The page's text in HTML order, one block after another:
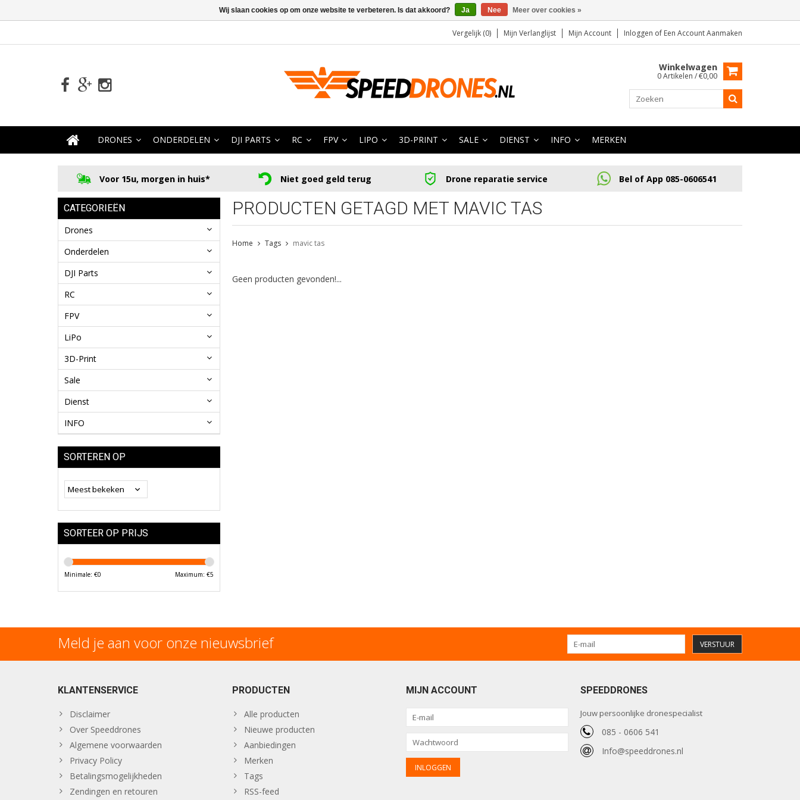
Vergelijk (0) Mijn Verlanglijst Mijn Account Inloggen of Een Account Aanmaken
Winkelwagen
0 Artikelen / €0,00
DRONES ONDERDELEN DJI PARTS RC FPV LIPO 3D-PRINT SALE DIENST INFO MERKEN
Voor 15u, morgen in huis* Niet goed geld terug Drone reparatie service Bel of App 085-0606541
CATEGORIEËN
Drones
Onderdelen
DJI Parts
RC
FPV
LiPo
3D-Print
Sale
Dienst
INFO
SORTEREN OP
SORTEER OP PRIJS
Minimale: €0 Maximum: €5
PRODUCTEN GETAGD MET MAVIC TAS
Home Tags mavic tas
Geen producten gevonden!...
Meld je aan voor onze nieuwsbrief VERSTUUR
KLANTENSERVICE
Disclaimer
Over Speeddrones
Algemene voorwaarden
Privacy Policy
Betalingsmogelijkheden
Zendingen en retouren
PRODUCTEN
Alle producten
Nieuwe producten
Aanbiedingen
Merken
Tags
RSS-feed
MIJN ACCOUNT SPEEDDRONES
Jouw persoonlijke dronespecialist
085 - 0606 541
Info@speeddrones.nl
Wij slaan cookies op om onze website te verbeteren. Is dat akkoord? Ja Nee Meer over cookies »